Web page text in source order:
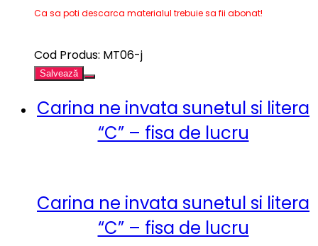
Ca sa poti descarca materialul trebuie sa fii abonat!
Cod Produs: MT06-j
Salvează
Carina ne invata sunetul si litera
“C” – fisa de lucru
Carina ne invata sunetul si litera
“C” – fisa de lucru